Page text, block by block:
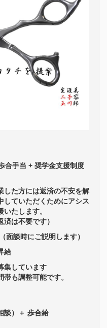
合手当 + 奨学金支援制度
した方には返済の不安を解
していただくためにアシス
たします。
済は不要です）
面談時にご説明します）
給
集しています
も調整可能です。
談）＋ 歩合給